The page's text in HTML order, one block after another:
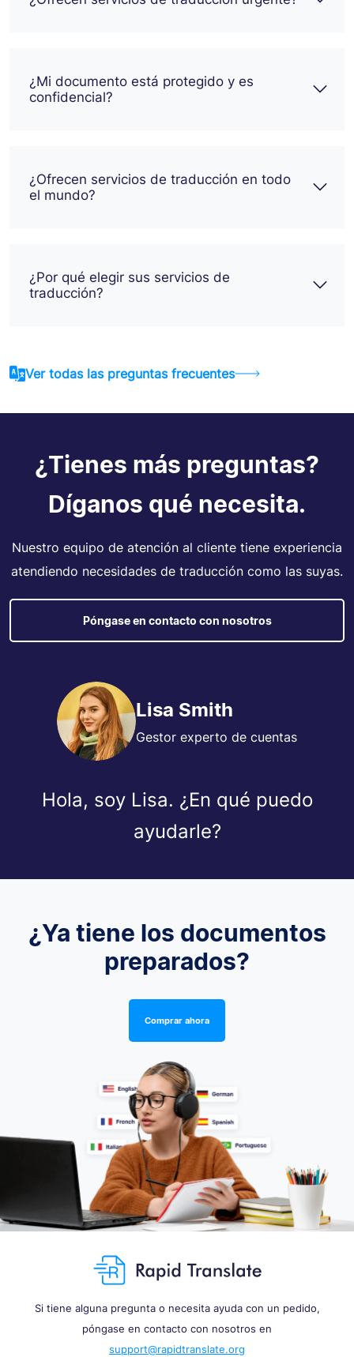
¿Mi documento está protegido y es
confidencial?
¿Ofrecen servicios de traducción en todo
el mundo?
¿Por qué elegir sus servicios de
traducción?
Ver todas las preguntas frecuentes
¿Tienes más preguntas?
Díganos qué necesita.
Nuestro equipo de atención al cliente tiene experiencia
atendiendo necesidades de traducción como las suyas.
Póngase en contacto con nosotros
Lisa Smith
Gestor experto de cuentas
Hola, soy Lisa. ¿En qué puedo
ayudarle?
¿Ya tiene los documentos
preparados?
Comprar ahora
Si tiene alguna pregunta o necesita ayuda con un pedido,
póngase en contacto con nosotros en
support@rapidtranslate.org